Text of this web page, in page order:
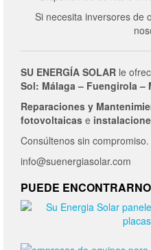
Si necesita inversores de
SU ENERGÍA SOLAR le
Sol: Málaga – Fuengirola
Reparaciones y
fotovoltaicas e
Consúltenos sin compromiso.
info@suenergiasolar.com
PUEDE